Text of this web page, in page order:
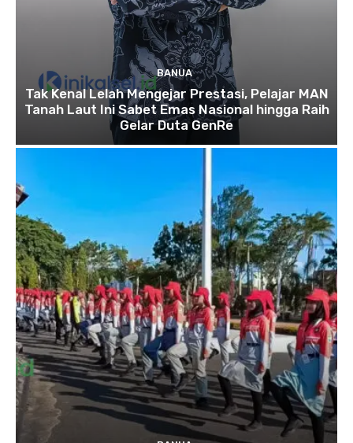
BANUA
Tak Kenal Lelah Mengejar Prestasi, Pelajar MAN
Tanah Laut Ini Sabet Emas Nasional hingga Raih
Gelar Duta GenRe